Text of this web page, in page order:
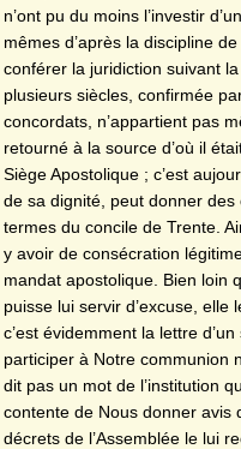
n’ont pu du moins l’investir
mêmes d’après la discipline
conférer la juridiction suivant
plusieurs siècles, confirmée
concordats, n’appartient pas
retourné à la source d’où il
Siège Apostolique ; c’est
de sa dignité, peut donner
termes du concile de Trente.
y avoir de consécration
mandat apostolique. Bien loin
puisse lui servir d’excuse,
c’est évidemment la lettre
participer à Notre communion
dit pas un mot de l’institution
contente de Nous donner avis
décrets de l’Assemblée le lui